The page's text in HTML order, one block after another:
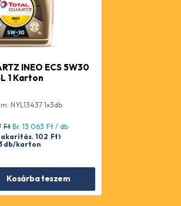
INEO ECS 5W30
1 Karton
NYL13437 1x3db
Ft Br. 13 063 Ft / db
102 Ft)
db/karton
Kosárba teszem